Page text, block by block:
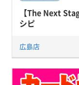
【The Next
シピ
広島店